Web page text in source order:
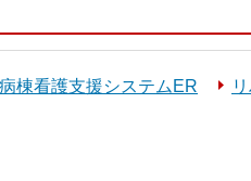
病棟看護支援システムER